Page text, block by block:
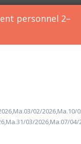
personnel 2–
02/2026,Ma.10/
03/2026,Ma.07/04/